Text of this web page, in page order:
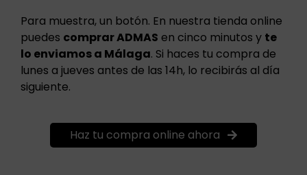
Para muestra, un botón. En nuestra tienda online
puedes comprar ADMAS en cinco minutos y te
lo enviamos a Málaga. Si haces tu compra de
lunes a jueves antes de las 14h, lo recibirás al día
siguiente.
Haz tu compra online ahora